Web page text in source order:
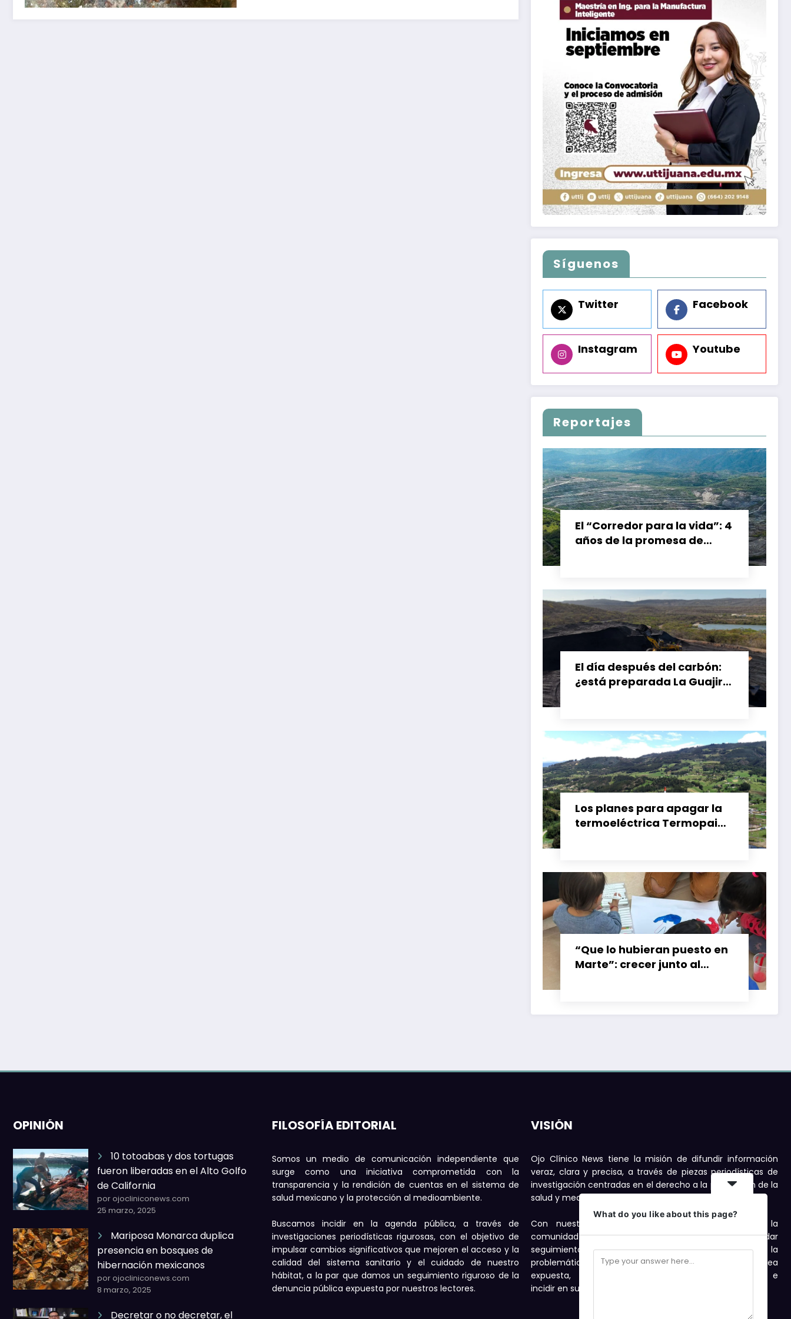
Síguenos
Twitter Facebook
Instagram Youtube
Reportajes
El “Corredor para la vida”: 4
años de la promesa de
El día después del carbón:
¿está preparada La Guajira
Los planes para apagar la
termoeléctrica Termopaipa
“Que lo hubieran puesto en
Marte”: crecer junto al
OPINIÓN
10 totoabas y dos tortugas
fueron liberadas en el Alto Golfo
de California
por ojocliniconews.com
25 marzo, 2025
Mariposa Monarca duplica
presencia en bosques de
hibernación mexicanos
por ojocliniconews.com
8 marzo, 2025
Decretar o no decretar, el
FILOSOFÍA EDITORIAL
Somos un medio de comunicación independiente que
surge como una iniciativa comprometida con la
transparencia y la rendición de cuentas en el sistema de
salud mexicano y la protección al medioambiente.
Buscamos incidir en la agenda pública, a través de
investigaciones periodísticas rigurosas, con el objetivo de
impulsar cambios significativos que mejoren el acceso y la
calidad del sistema sanitario y el cuidado de nuestro
hábitat, a la par que damos un seguimiento riguroso de la
denuncia pública expuesta por nuestros lectores.
VISIÓN
Ojo Clínico News tiene la misión de difundir información
veraz, clara y precisa, a través de piezas periodísticas de
investigación centradas en el derecho a la protección de la
salud y medioambiente.
Con nuestras publicaciones buscamos motivar a la
comunidad a denunciar, con el compromiso de dar
seguimiento con investigaciones periodísticas a la
problemática de salud y medioambiente que sea
expuesta, como una forma de visibilizarla e
incidir en su solución.
What do you like about this page?